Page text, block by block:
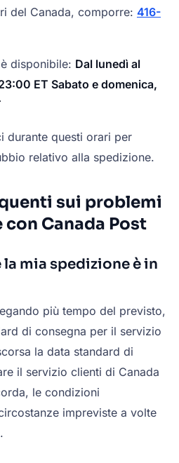
del Canada, comporre: 416-
disponibile: Dal lunedì al
ET Sabato e domenica,
durante questi orari per
relativo alla spedizione.
sui problemi
Canada Post
la mia spedizione è in
più tempo del previsto,
di consegna per il servizio
la data standard di
il servizio clienti di Canada
le condizioni
impreviste a volte